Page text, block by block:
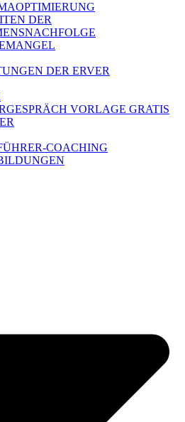
DER
DER ERVER
VORLAGE GRATIS
COACHING